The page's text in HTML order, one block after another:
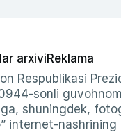
arxiviReklama
Respublikasi
sonli
shuningdek,
internet-